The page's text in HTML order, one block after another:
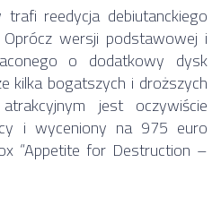
reedycja debiutanckiego
wersji podstawowej i
o dodatkowy dysk
kilka bogatszych i droższych
jest oczywiście
i wyceniony na 975 euro
“Appetite for Destruction –